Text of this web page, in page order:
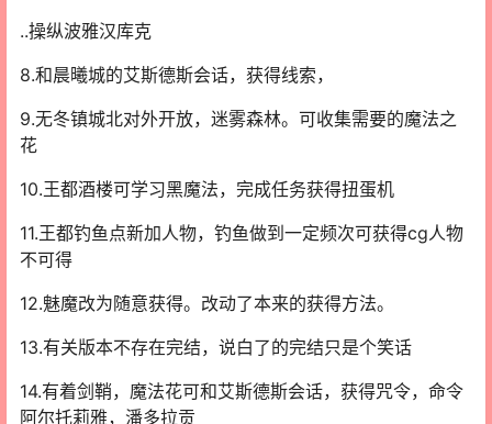
..操纵波雅汉库克
8.和晨曦城的艾斯德斯会话，获得线索，
9.无冬镇城北对外开放，迷雾森林。可收集需要的魔法之
花
10.王都酒楼可学习黑魔法，完成任务获得扭蛋机
11.王都钓鱼点新加人物，钓鱼做到一定频次可获得cg人物
不可得
12.魅魔改为随意获得。改动了本来的获得方法。
13.有关版本不存在完结，说白了的完结只是个笑话
14.有着剑鞘，魔法花可和艾斯德斯会话，获得咒令，命令
阿尔托莉雅，潘多拉贡